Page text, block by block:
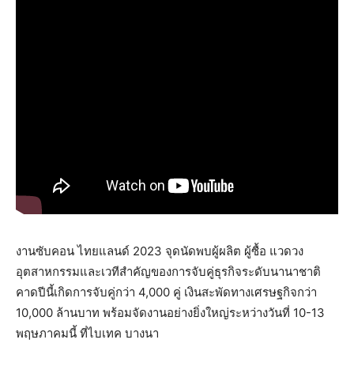
งานซับคอน ไทยแลนด์ 2023 จุดนัดพบผู้ผลิต ผู้ซื้อ แวดวง
อุตสาหกรรมและเวทีสำคัญของการจับคู่ธุรกิจระดับนานาชาติ
คาดปีนี้เกิดการจับคู่กว่า 4,000 คู่ เงินสะพัดทางเศรษฐกิจกว่า
10,000 ล้านบาท พร้อมจัดงานอย่างยิ่งใหญ่ระหว่างวันที่ 10-13
พฤษภาคมนี้ ที่ไบเทค บางนา